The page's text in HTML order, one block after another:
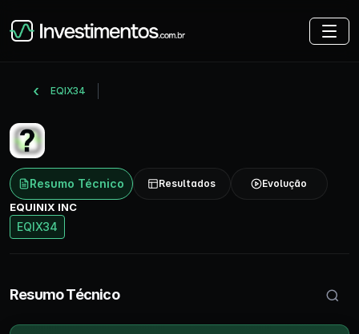
EQIX34
Resumo Técnico Resultados Evolução
EQUINIX INC
EQIX34
Resumo Técnico